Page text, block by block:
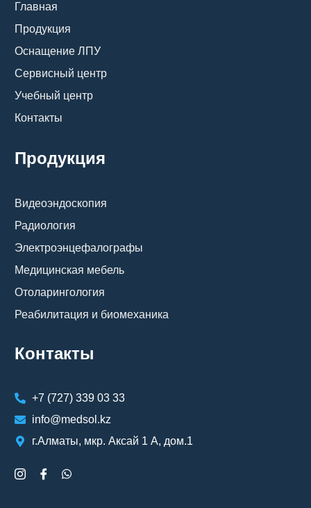
Главная
Продукция
Оснащение ЛПУ
Сервисный центр
Учебный центр
Контакты
Продукция
Видеоэндоскопия
Радиология
Электроэнцефалографы
Медицинская мебель
Отоларингология
Реабилитация и биомеханика
Контакты
+7 (727) 339 03 33
info@medsol.kz
г.Алматы, мкр. Аксай 1 А, дом.1